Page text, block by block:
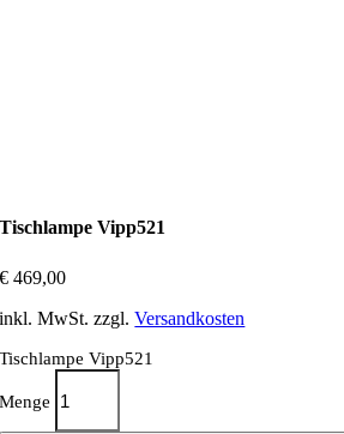
Tischlampe Vipp521
€ 469,00
inkl. MwSt. zzgl.Versandkosten
Tischlampe Vipp521
Menge